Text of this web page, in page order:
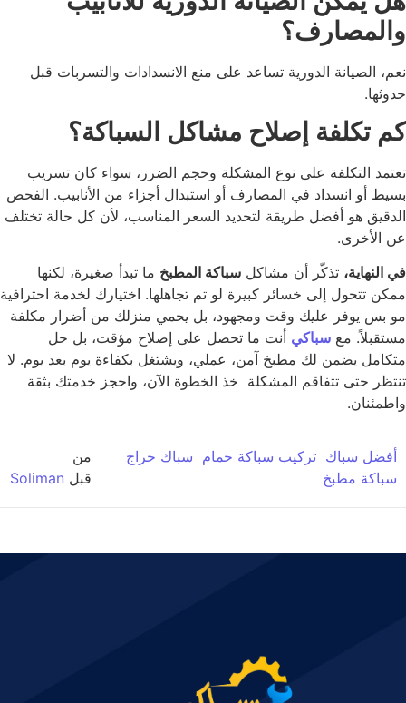
الصيانة الدورية تساعد على منع الانسدادات والتسربات قبل
تكلفة إصلاح مشاكل السباكة؟
التكلفة على نوع المشكلة وحجم الضرر، سواء كان تسريب
أو انسداد في المصارف أو استبدال أجزاء من الأنابيب. الفحص
هو أفضل طريقة لتحديد السعر المناسب، لأن كل حالة تختلف
الأخرى.
النهاية،تذكّر أن مشاكل سباكة المطبخما تبدأ صغيرة، لكنها
تتحول إلى خسائر كبيرة لو تم تجاهلها. اختيارك لخدمة احترافية
بس يوفر عليك وقت ومجهود، بل يحمي منزلك من أضرار مكلفة
معسباكيأنت ما تحصل على إصلاح مؤقت، بل حل
يضمن لك مطبخ آمن، عملي، ويشتغل بكفاءة يوم بعد يوم. لا
حتى تتفاقم المشكلة خذ الخطوة الآن، واحجز خدمتك بثقة
سباك تركيب سباكة حمام سباك حراج
مطبخ
من
قبل Soliman